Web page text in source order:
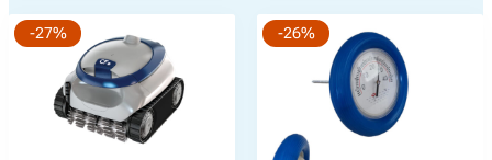
-27% -26%